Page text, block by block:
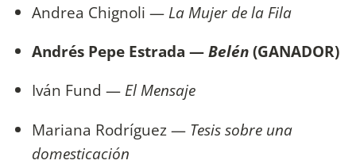
Andrea Chignoli — La Mujer de la Fila
Andrés Pepe Estrada —Belén(GANADOR)
Iván Fund — El Mensaje
Mariana Rodríguez — Tesis sobre una
domesticación